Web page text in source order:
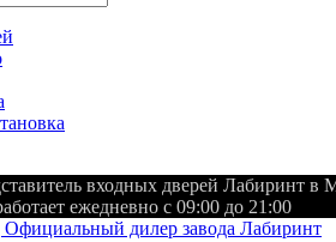
входных дверей Лабиринт в
ежедневно с 09:00 до 21:00